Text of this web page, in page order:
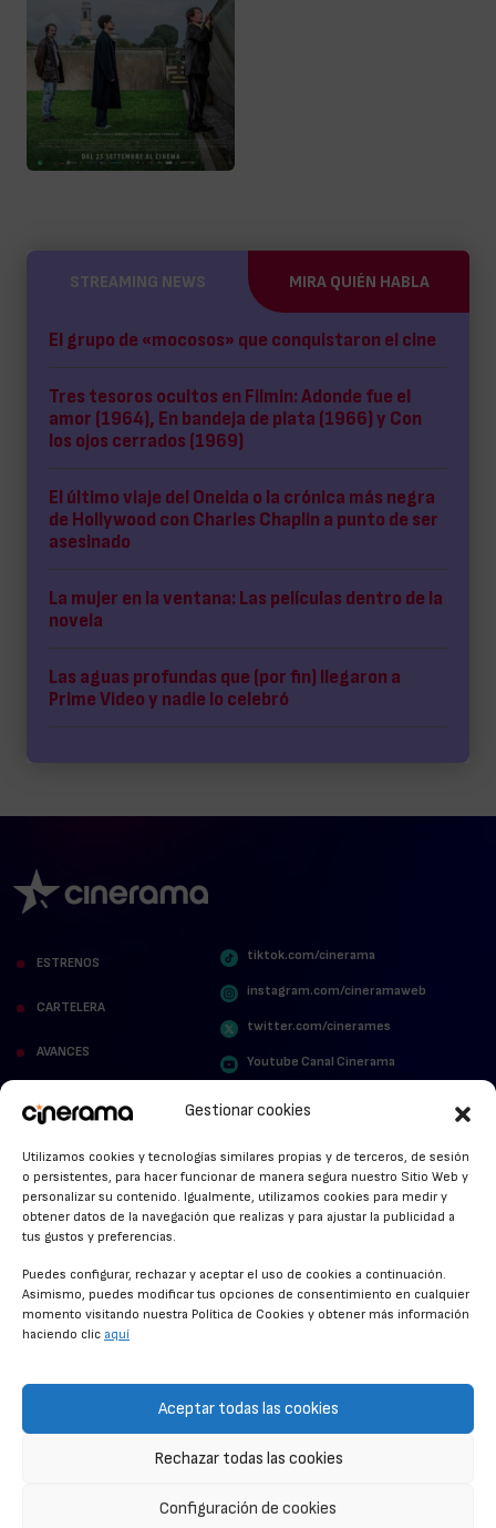
Gestionar cookies
Utilizamos cookies y tecnologías similares propias y de terceros, de sesión
o persistentes, para hacer funcionar de manera segura nuestro Sitio Web y
personalizar su contenido. Igualmente, utilizamos cookies para medir y
obtener datos de la navegación que realizas y para ajustar la publicidad a
tus gustos y preferencias.
Puedes configurar, rechazar y aceptar el uso de cookies a continuación.
Asimismo, puedes modificar tus opciones de consentimiento en cualquier
momento visitando nuestra Política de Cookies y obtener más información
haciendo clic aquí
Aceptar todas las cookies
Rechazar todas las cookies
Configuración de cookies
STREAMING NEWS MIRA QUIÉN HABLA
El grupo de «mocosos» que conquistaron el cine
Tres tesoros ocultos en Filmin: Adonde fue el
amor (1964), En bandeja de plata (1966) y Con
los ojos cerrados (1969)
El último viaje del Oneida o la crónica más negra
de Hollywood con Charles Chaplin a punto de ser
asesinado
La mujer en la ventana: Las películas dentro de la
novela
Las aguas profundas que (por fin) llegaron a
Prime Video y nadie lo celebró
ESTRENOS
CARTELERA
AVANCES
STREAMING NEWS
ANUNCIOS DE CINE
tiktok.com/cinerama
instagram.com/cineramaweb
twitter.com/cinerames
Youtube Canal Cinerama
POLÍTICA DE COOKIES